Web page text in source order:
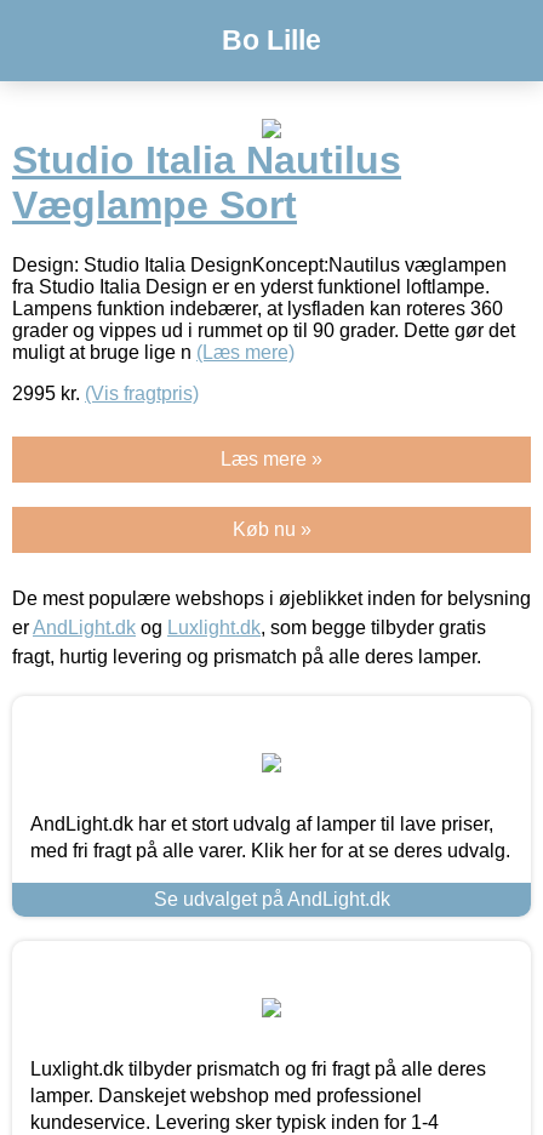
Bo Lille
Studio Italia Nautilus
Væglampe Sort
Design: Studio Italia DesignKoncept:Nautilus væglampen
fra Studio Italia Design er en yderst funktionel loftlampe.
Lampens funktion indebærer, at lysfladen kan roteres 360
grader og vippes ud i rummet op til 90 grader. Dette gør det
muligt at bruge lige n (Læs mere)
2995 kr. (Vis fragtpris)
Læs mere »
Køb nu »
De mest populære webshops i øjeblikket inden for belysning
erAndLight.dk og Luxlight.dk, som begge tilbyder gratis
fragt, hurtig levering og prismatch på alle deres lamper.
AndLight.dk har et stort udvalg af lamper til lave priser,
med fri fragt på alle varer. Klik her for at se deres udvalg.
Se udvalget på AndLight.dk
Luxlight.dk tilbyder prismatch og fri fragt på alle deres
lamper. Danskejet webshop med professionel
kundeservice. Levering sker typisk inden for 1-4